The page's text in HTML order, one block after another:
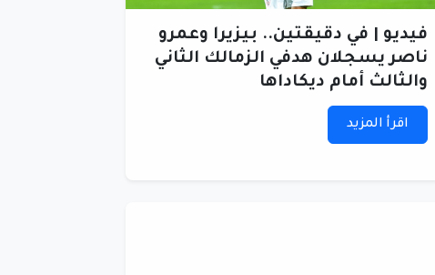
فيديو | في دقيقتين.. بيزيرا وعمرو
ناصر يسجلان هدفي الزمالك الثاني
والثالث أمام ديكاداها
اقرأ المزيد